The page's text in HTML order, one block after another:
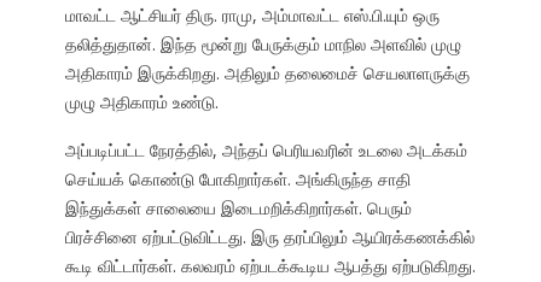
மாவட்ட ஆட்சியர் திரு. ராமு, அம்மாவட்ட எஸ்.பி.யும் ஒரு
தலித்துதான். இந்த மூன்று பேருக்கும் மாநில அளவில் முழு
அதிகாரம் இருக்கிறது. அதிலும் தலைமைச் செயலாளருக்கு
முழு அதிகாரம் உண்டு.
அப்படிப்பட்ட நேரத்தில், அந்தப் பெரியவரின் உடலை அடக்கம்
செய்யக் கொண்டு போகிறார்கள். அங்கிருந்த சாதி
இந்துக்கள் சாலையை இடைமறிக்கிறார்கள். பெரும்
பிரச்சினை ஏற்பட்டுவிட்டது. இரு தரப்பிலும் ஆயிரக்கணக்கில்
கூடி விட்டார்கள். கலவரம் ஏற்படக்கூடிய ஆபத்து ஏற்படுகிறது.